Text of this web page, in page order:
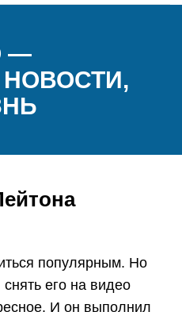
—
популярным. Но
его на видео
И он выполнил